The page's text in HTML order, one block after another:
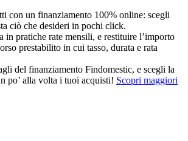
con un finanziamento 100% online: scegli
ciò che desideri in pochi click.
in pratiche rate mensili, e restituire l’importo
prestabilito in cui tasso, durata e rata
del finanziamento Findomestic, e scegli la
po’ alla volta i tuoi acquisti! Scopri maggiori